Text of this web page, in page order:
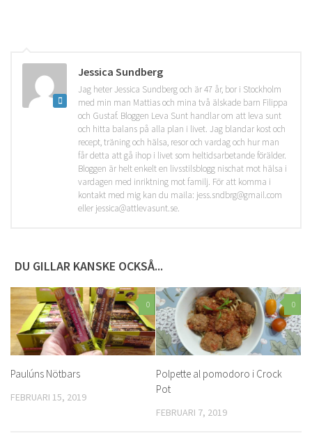
Jessica Sundberg
Jag heter Jessica Sundberg och är 47 år, bor i Stockholm
med min man Mattias och mina två älskade barn Filippa
och Gustaf. Bloggen Leva Sunt handlar om att leva sunt
och hitta balans på alla plan i livet. Jag blandar kost och
recept, träning och hälsa, resor och vardag och hur man
får detta att gå ihop i livet som heltidsarbetande förälder.
Bloggen är helt enkelt en livsstilsblogg nischat mot hälsa i
vardagen med inriktning mot familj. För att komma i
kontakt med mig kan du maila: jess.sndbrg@gmail.com
eller jessica@attlevasunt.se.
DU GILLAR KANSKE OCKSÅ...
0
Paulúns Nötbars
FEBRUARI 15, 2019
0
Polpette al pomodoro i Crock
Pot
FEBRUARI 7, 2019